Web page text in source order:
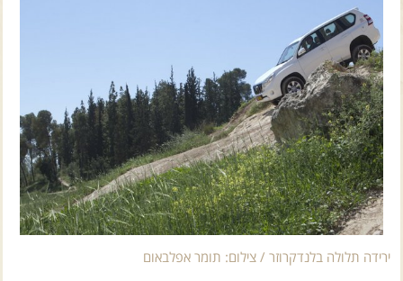
צרו קשר עם שבילים
אודות יואב קווה והאתר שבילים
ירידה תלולה בלנדקרוזר / צילום: תומר אפלבאום